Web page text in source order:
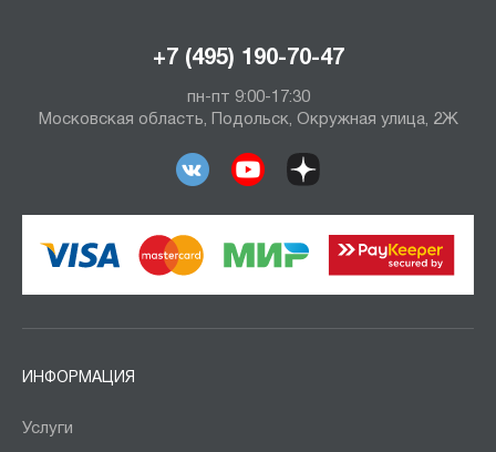
+7 (495) 190-70-47
пн-пт 9:00-17:30
Московская область, Подольск, Окружная улица, 2Ж
ИНФОРМАЦИЯ
Услуги